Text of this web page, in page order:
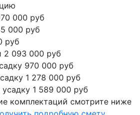
000 руб
000 руб
руб
2 093 000 руб
970 000 руб
1 278 000 руб
усадку 1 589 000 руб
комплектаций смотрите ниже